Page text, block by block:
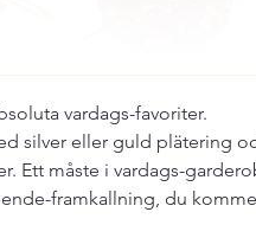
vardags-favoriter.
silver eller guld plätering
Ett måste i vardags-
framkallning, du